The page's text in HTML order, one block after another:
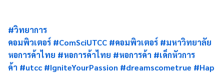
#วิทยาการ
คอมพิวเตอร์ #ComSciUTCC #คอมพิวเตอร์ #มหาวิทยาลัย
หอการค้าไทย #หอการค้าไทย #หอการค้า #เด็กหัวการ
ค้า #utcc #IgniteYourPassion #dreamscometrue #Hap